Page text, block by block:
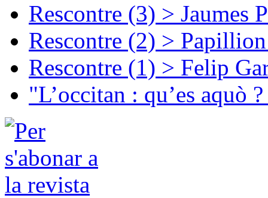
Rescontre (3) > Jaumes
Rescontre (2) >
Rescontre (1) > Felip
"L’occitan : qu’es aquò